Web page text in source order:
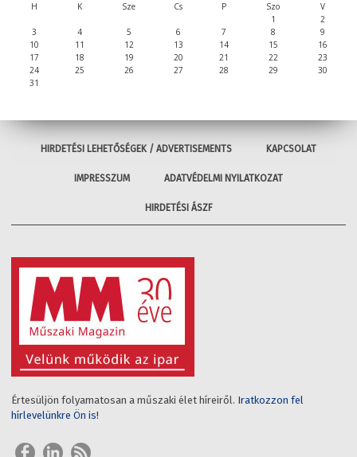
H K Sze Cs P Szo
V
1
2
3
4 5 6 7 8
9
10
11 12 13 14 15
16
17
18 19 20 21 22
23
24
25 26 27 28 29
30
31
HIRDETÉSI LEHETŐSÉGEK / ADVERTISEMENTS KAPCSOLAT
IMPRESSZUM ADATVÉDELMI NYILATKOZAT
HIRDETÉSI ÁSZF
Értesüljön folyamatosan a műszaki élet híreiről. Iratkozzon fel
hírlevelünkre Ön is!